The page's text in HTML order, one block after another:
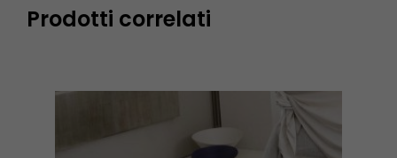
Prodotti correlati